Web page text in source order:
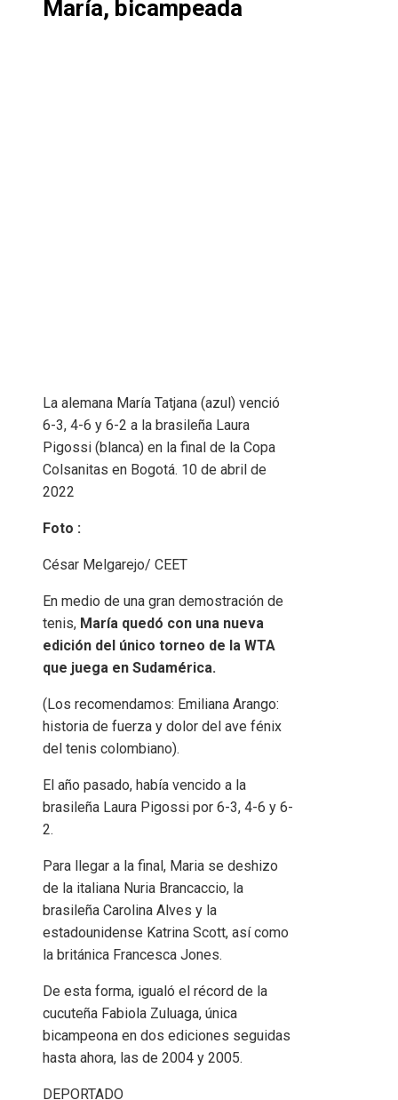
María, bicampeada
La alemana María Tatjana (azul) venció
6-3, 4-6 y 6-2 a la brasileña Laura
Pigossi (blanca) en la final de la Copa
Colsanitas en Bogotá. 10 de abril de
2022
Foto :
César Melgarejo/ CEET
En medio de una gran demostración de
tenis, María quedó con una nueva
edición del único torneo de la WTA
que juega en Sudamérica.
(Los recomendamos: Emiliana Arango:
historia de fuerza y ​​dolor del ave fénix
del tenis colombiano).
El año pasado, había vencido a la
brasileña Laura Pigossi por 6-3, 4-6 y 6-
2.
Para llegar a la final, Maria se deshizo
de la italiana Nuria Brancaccio, la
brasileña Carolina Alves y la
estadounidense Katrina Scott, así como
la británica Francesca Jones.
De esta forma, igualó el récord de la
cucuteña Fabiola Zuluaga, única
bicampeona en dos ediciones seguidas
hasta ahora, las de 2004 y 2005.
DEPORTADO